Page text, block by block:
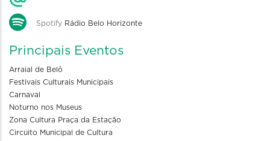
Spotify Rádio Belo Horizonte
Principais Eventos
Arraial de Belô
Festivais Culturais Municipais
Carnaval
Noturno nos Museus
Zona Cultura Praça da Estação
Circuito Municipal de Cultura